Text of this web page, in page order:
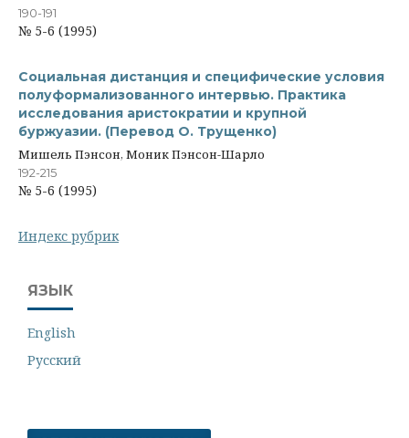
190-191
№ 5-6 (1995)
Социальная дистанция и специфические условия
полуформализованного интервью. Практика
исследования аристократии и крупной
буржуазии. (Перевод О. Трущенко)
Мишель Пэнсон, Моник Пэнсон-Шарло
192-215
№ 5-6 (1995)
Индекс рубрик
ЯЗЫК
English
Русский